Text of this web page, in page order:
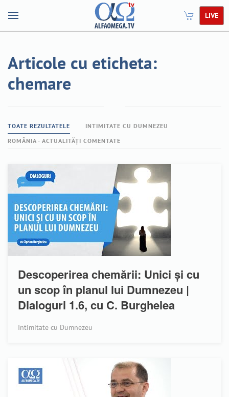
LIVE
Articole cu eticheta:
chemare
TOATE REZULTATELE
INTIMITATE CU DUMNEZEU
ROMÂNIA - ACTUALITĂȚI COMENTATE
Descoperirea chemării: Unici și cu
un scop în planul lui Dumnezeu |
Dialoguri 1.6, cu C. Burghelea
Intimitate cu Dumnezeu